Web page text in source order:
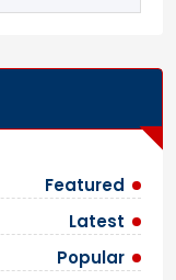
Featured
Latest
Popular